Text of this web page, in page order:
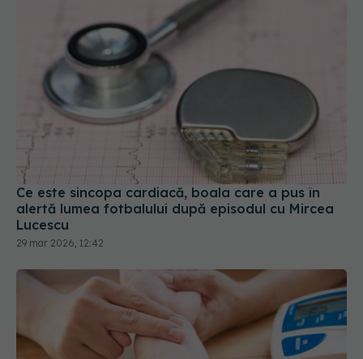
Ce este sincopa cardiacă, boala care a pus în
alertă lumea fotbalului după episodul cu Mircea
Lucescu
29 mar 2026, 12:42